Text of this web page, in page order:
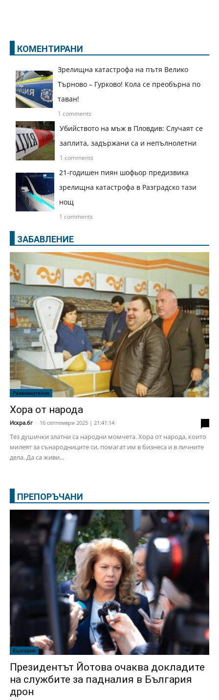
КОМЕНТИРАНИ
Зрелищна катастрофа на пътя Велико
Търново – Гурково! Кола се преобърна по
таван!
1 comments
Убийството на мъж в Пловдив: Случаят се
заплита, задържани са и непълнолетни
1 comments
21-годишен пиян шофьор предизвика
зрелищна катастрофа в Разградско тази
нощ
1 comments
ЗАБАВЛЕНИЕ
Развлекателно
Хора от народа
Искра.бг - 16 септември 2025 | 21:41:14
Тез душички златни са народни момчета. Хора от народа, които
милеят за сънародниците си, помагат им в бизнеса и в личните
дела. Да са живи...
ПРЕПОРЪЧАНИ
България
Президентът Йотова очаква докладите
на службите за падналия в България
дрон